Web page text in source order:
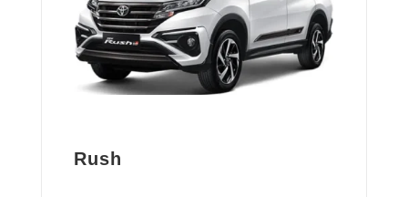
Rush